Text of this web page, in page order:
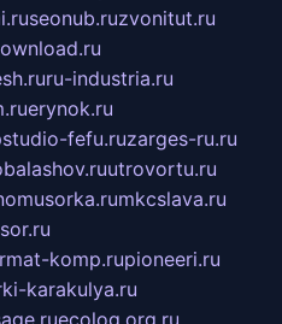
seonub.ruzvonitut.ru
ru-industria.ru
erynok.ru
fefu.ruzarges-ru.ru
utrovortu.ru
mkcslava.ru
komp.rupioneeri.ru
karakulya.ru